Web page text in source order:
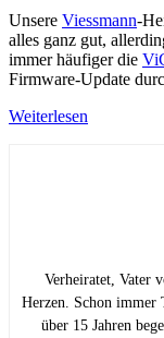
Unsere Viessmann-
alles ganz gut,
immer häufiger die
Firmware-Update
Weiterlesen
Verheiratet, Vater
Herzen. Schon immer
über 15 Jahren